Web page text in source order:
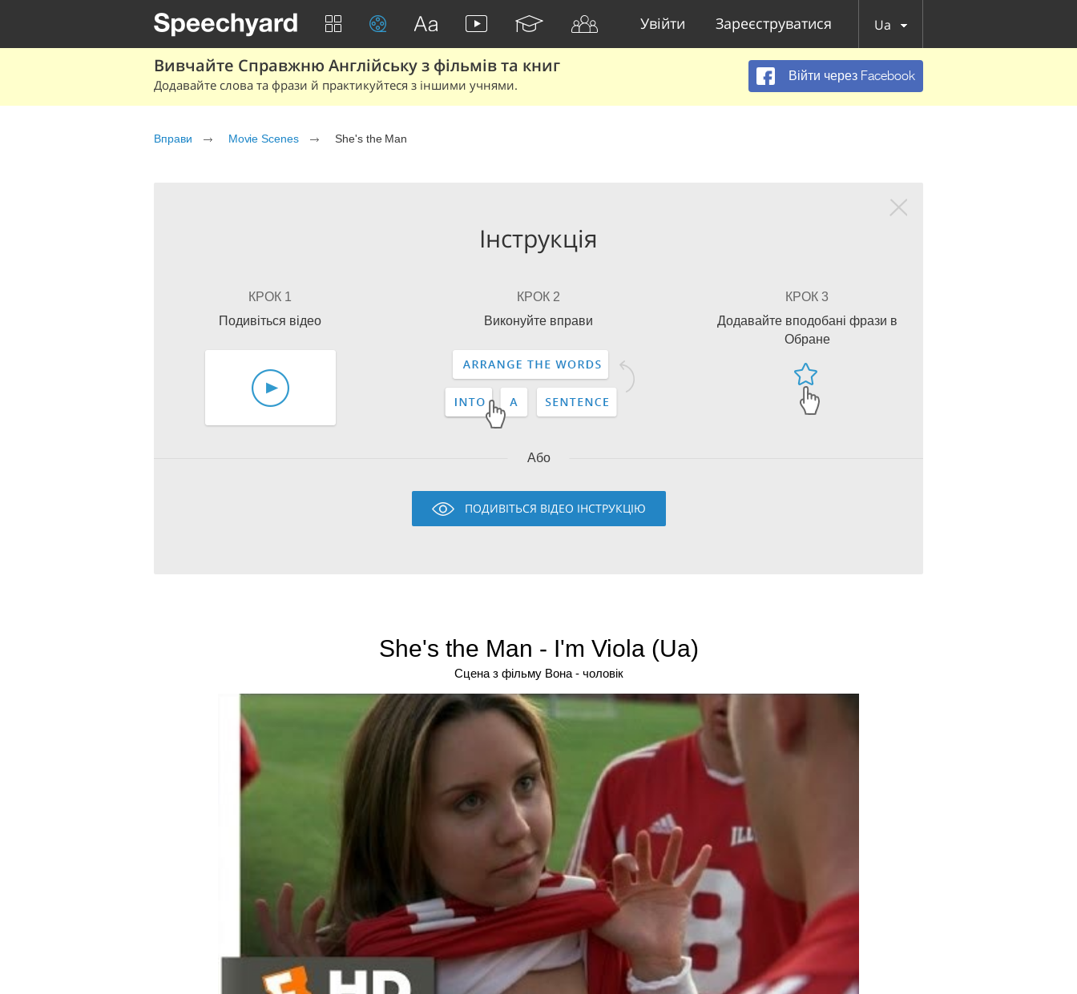
Увійти Зареєструватися Ua
Вивчайте Справжню Англійську з фільмів та книг
Додавайте слова та фрази й практикуйтеся з іншими учнями.
Війти через Facebook
Вправи Movie Scenes She's the Man
Інструкція
КРОК 1
Подивіться відео
КРОК 2
Виконуйте вправи
КРОК 3
Додавайте вподобані фрази в
Обране
Або
ПОДИВІТЬСЯ ВІДЕО ІНСТРУКЦІЮ
She's the Man - I'm Viola (Ua)
Сцена з фільму Вона - чоловік